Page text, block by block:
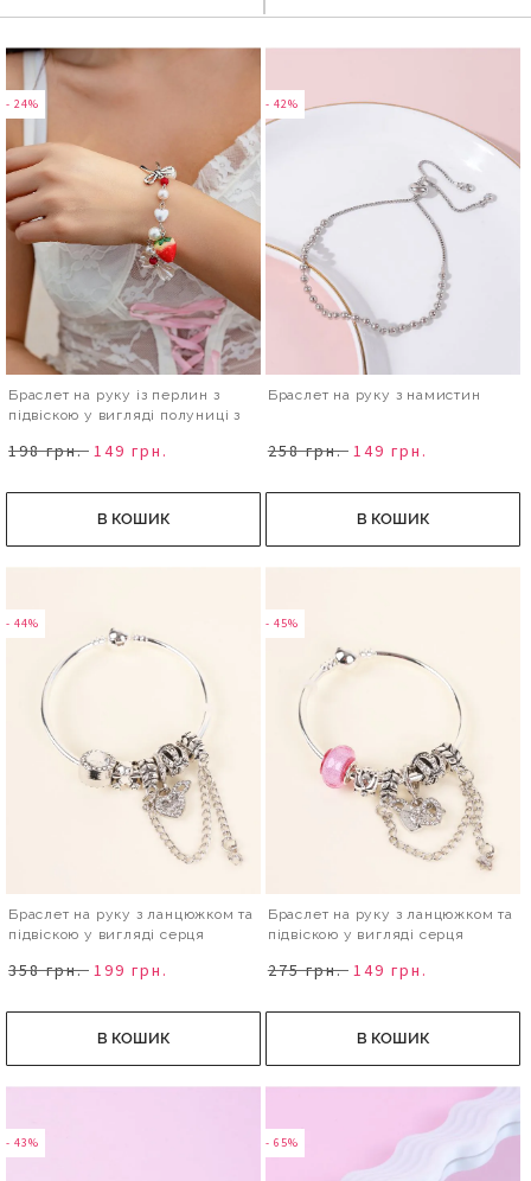
- 24%
Браслет на руку із перлин з
підвіскою у вигляді полуниці з
198 грн. 149 грн.
В КОШИК
- 42%
Браслет на руку з намистин
258 грн. 149 грн.
В КОШИК
- 44%
Браслет на руку з ланцюжком та
підвіскою у вигляді серця
358 грн. 199 грн.
В КОШИК
- 45%
Браслет на руку з ланцюжком та
підвіскою у вигляді серця
275 грн. 149 грн.
В КОШИК
- 43% - 65%